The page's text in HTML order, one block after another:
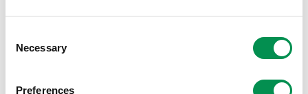
Selection
Necessary
Preferences
yn nodi bod yn rhaid i bob etholaeth Senedd gael un enw at